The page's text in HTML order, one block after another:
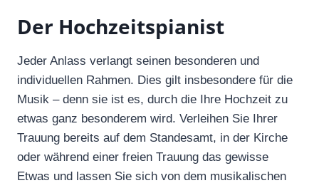
Der Hochzeitspianist
Jeder Anlass verlangt seinen besonderen und
individuellen Rahmen. Dies gilt insbesondere für die
Musik – denn sie ist es, durch die Ihre Hochzeit zu
etwas ganz besonderem wird. Verleihen Sie Ihrer
Trauung bereits auf dem Standesamt, in der Kirche
oder während einer freien Trauung das gewisse
Etwas und lassen Sie sich von dem musikalischen